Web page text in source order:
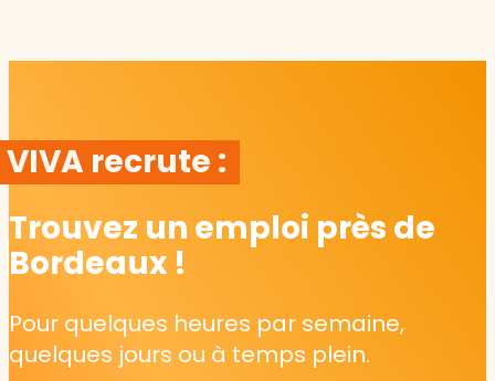
VIVA recrute :
Trouvez un emploi près de
Bordeaux !
Pour quelques heures par semaine,
quelques jours ou à temps plein.